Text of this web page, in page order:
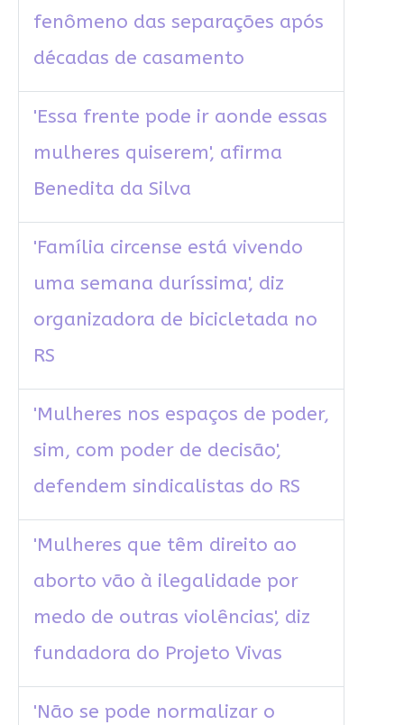
fenômeno das separações após
décadas de casamento
'Essa frente pode ir aonde essas
mulheres quiserem', afirma
Benedita da Silva
'Família circense está vivendo
uma semana duríssima', diz
organizadora de bicicletada no
RS
'Mulheres nos espaços de poder,
sim, com poder de decisão',
defendem sindicalistas do RS
'Mulheres que têm direito ao
aborto vão à ilegalidade por
medo de outras violências', diz
fundadora do Projeto Vivas
'Não se pode normalizar o